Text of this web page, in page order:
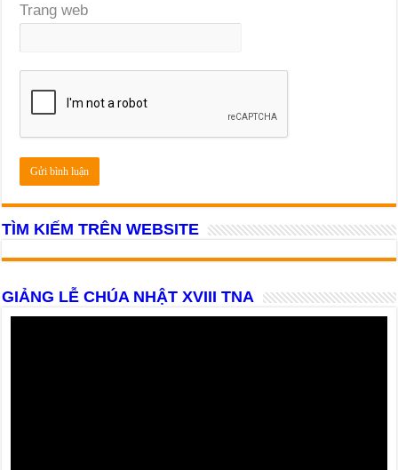
Trang web
TÌM KIẾM TRÊN WEBSITE
GIẢNG LỄ CHÚA NHẬT XVIII TNA